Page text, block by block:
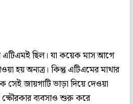
এটিএমই ছিল। যা কয়েক মাস আগে
হয় অন্যত্র। কিন্তু এটিএমের মাথার
জায়গাটি ভাড়া দিয়ে দেওয়া
ব্যবসাও শুরু করে